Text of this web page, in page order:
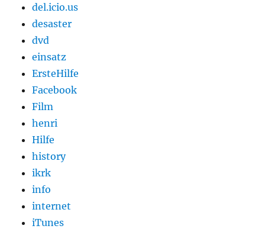
del.icio.us
desaster
dvd
einsatz
ErsteHilfe
Facebook
Film
henri
Hilfe
history
ikrk
info
internet
iTunes